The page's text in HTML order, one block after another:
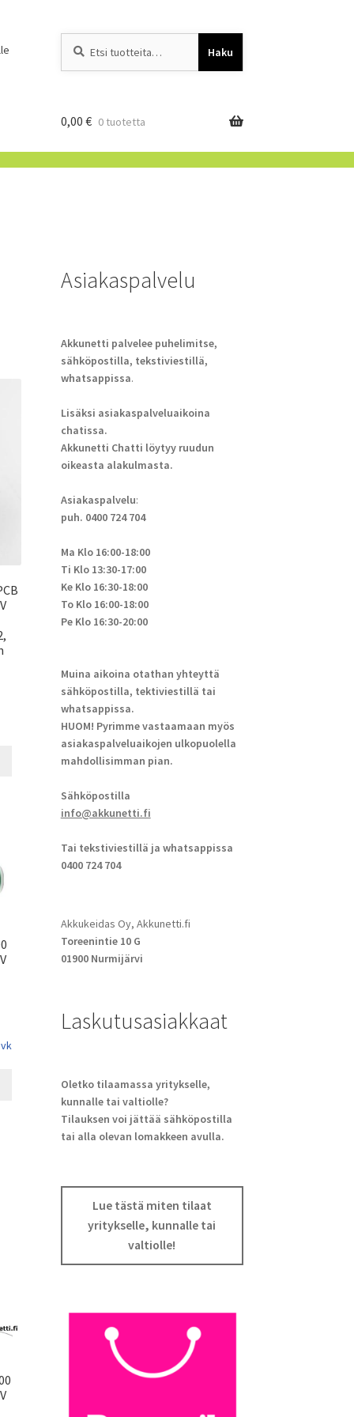
Haku
0,00 € 0 tuotetta
Asiakaspalvelu
Akkunetti palvelee puhelimitse,
sähköpostilla, tekstiviestillä,
whatsappissa.
Lisäksi asiakaspalveluaikoina
chatissa.
Akkunetti Chatti löytyy ruudun
oikeasta alakulmasta.
Asiakaspalvelu:
puh. 0400 724 704
Ma Klo 16:00-18:00
Ti Klo 13:30-17:00
Ke Klo 16:30-18:00
To Klo 16:00-18:00
Pe Klo 16:30-20:00
Muina aikoina otathan yhteyttä
sähköpostilla, tektiviestillä tai
whatsappissa.
HUOM! Pyrimme vastaamaan myös
asiakaspalveluaikojen ulkopuolella
mahdollisimman pian.
Sähköpostilla
info@akkunetti.fi
Tai tekstiviestillä ja whatsappissa
0400 724 704
Akkukeidas Oy, Akkunetti.fi
Toreenintie 10 G
01900 Nurmijärvi
Laskutusasiakkaat
Oletko tilaamassa yritykselle,
kunnalle tai valtiolle?
Tilauksen voi jättää sähköpostilla
tai alla olevan lomakkeen avulla.
Lue tästä miten tilaat
yritykselle, kunnalle tai
valtiolle!